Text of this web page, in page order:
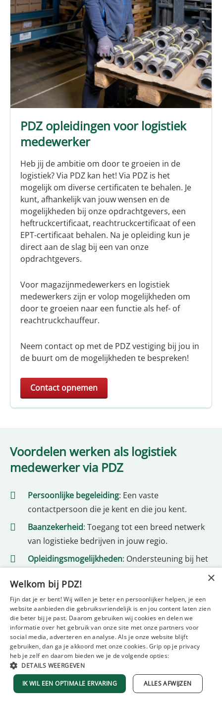
PDZ opleidingen voor logistiek
medewerker
Heb jij de ambitie om door te groeien in de
logistiek? Via PDZ kan het! Via PDZ is het
mogelijk om diverse certificaten te behalen. Je
kunt, afhankelijk van jouw wensen en de
mogelijkheden bij onze opdrachtgevers, een
heftruckcertificaat, reachtruckcertificaat of een
EPT-certificaat behalen. Na je opleiding kun je
direct aan de slag bij een van onze
opdrachtgevers.
Voor magazijnmedewerkers en logistiek
medewerkers zijn er volop mogelijkheden om
door te groeien naar een functie als hef- of
reachtruckchauffeur.
Neem contact op met de PDZ vestiging bij jou in
de buurt om de mogelijkheden te bespreken!
Contact opnemen
Voordelen werken als logistiek
medewerker via PDZ
Persoonlijke begeleiding: Een vaste
contactpersoon die je kent en die jou kent.
Baanzekerheid: Toegang tot een breed netwerk
van logistieke bedrijven in jouw regio.
Opleidingsmogelijkheden: Ondersteuning bij het
Flexibiliteit : Werkuren die passen bij jouw
levenssituatie.
Carrièreadvies: Hulp bij het uitstippelen van je
loopbaan in de logistiek.
Marktconforme beloning: Eerlijke salariëring
volgens de geldende cao's.
Snelle bemiddeling: Vaak binnen een week aan
×
Welkom bij PDZ!
Fijn dat je er bent! Wij willen je beter en persoonlijker helpen, je een
website aanbieden die gebruiksvriendelijk is en jou content laten zien
die beter bij je past. Daarom gebruiken wij cookies en delen we
informatie over het gebruik van onze site met onze partners voor
social media, adverteren en analyse. Als je onze website blijft
gebruiken, dan ga je akkoord met onze cookies. Grip op je privacy
heb je zelf en daarom bieden we je de volgende opties:
DETAILS WEERGEVEN
IK WIL EEN OPTIMALE ERVARING ALLES AFWIJZEN